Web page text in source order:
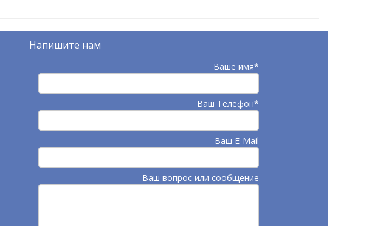
Напишите нам
Ваше имя*
Ваш Телефон*
Ваш E-Mail
Ваш вопрос или сообщение